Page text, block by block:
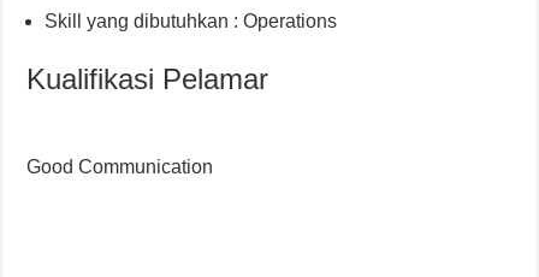
Skill yang dibutuhkan : Operations
Kualifikasi Pelamar
Good Communication